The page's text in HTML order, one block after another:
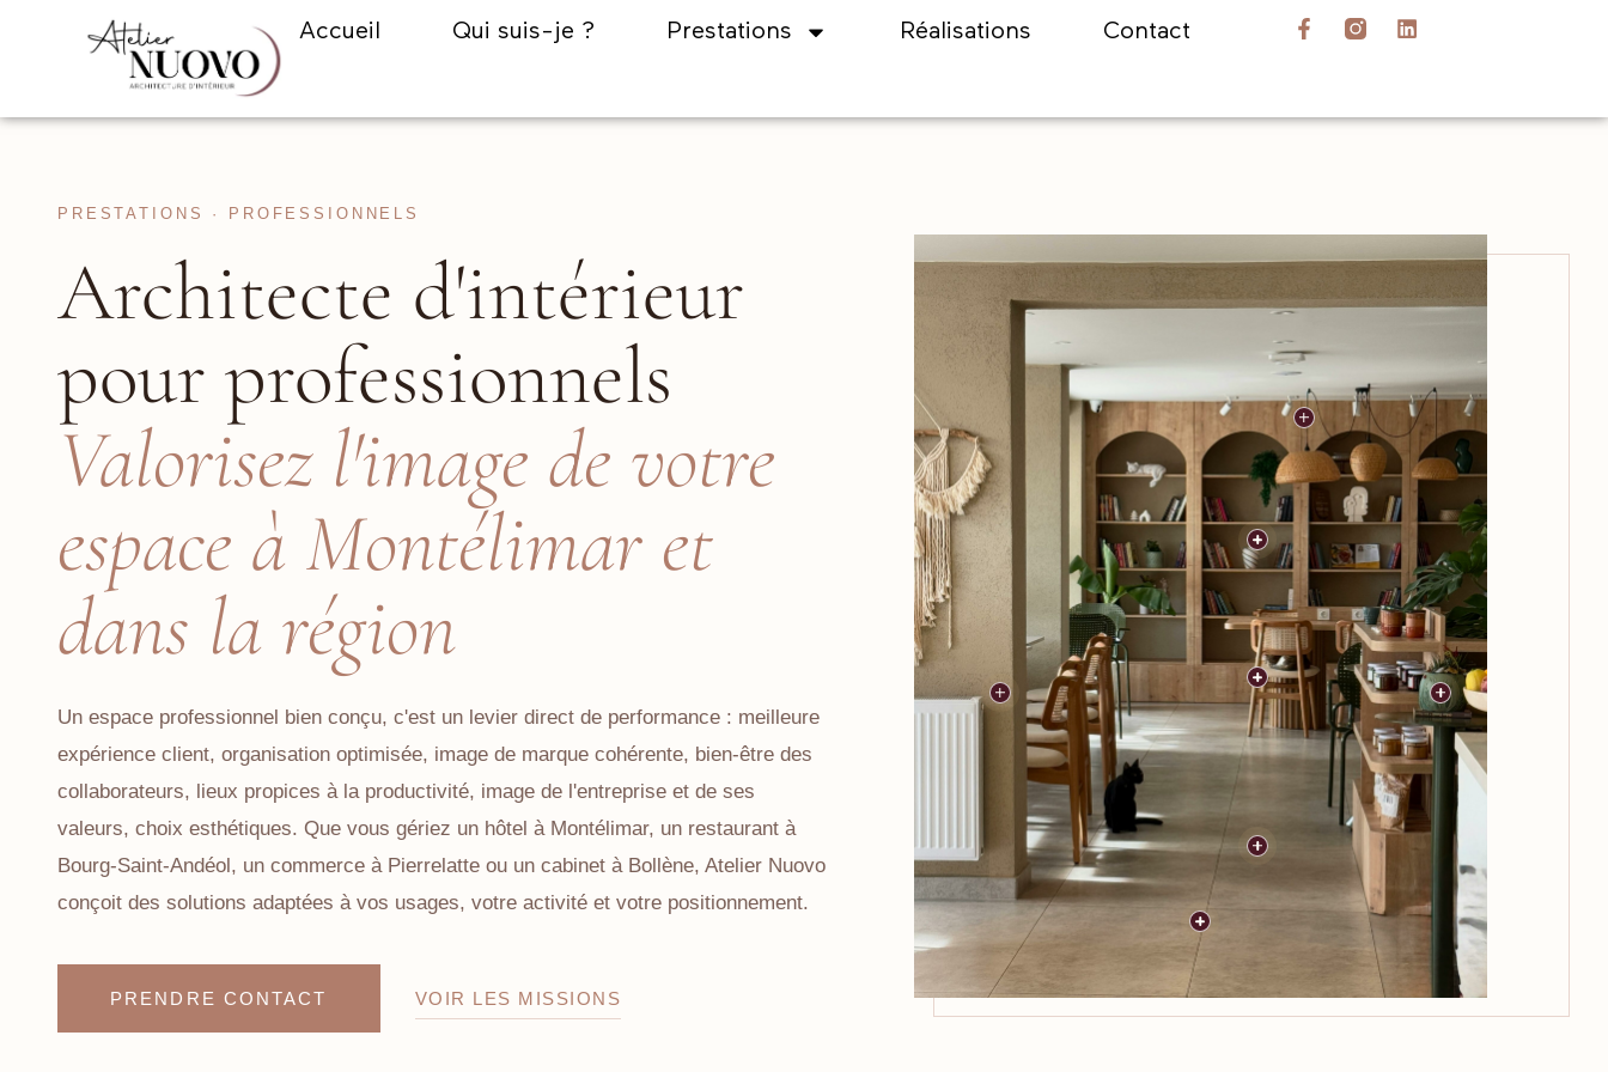
Accueil Qui suis-je ? Prestations Réalisations Contact
PRESTATIONS · PROFESSIONNELS
Architecte d'intérieur
pour professionnels
Valorisez l'image de votre
espace à Montélimar et
dans la région
Un espace professionnel bien conçu, c'est un levier direct de performance : meilleure
expérience client, organisation optimisée, image de marque cohérente, bien-être des
collaborateurs, lieux propices à la productivité, image de l'entreprise et de ses
valeurs, choix esthétiques. Que vous gériez un hôtel à Montélimar, un restaurant à
Bourg-Saint-Andéol, un commerce à Pierrelatte ou un cabinet à Bollène, Atelier Nuovo
conçoit des solutions adaptées à vos usages, votre activité et votre positionnement.
PRENDRE CONTACT VOIR LES MISSIONS